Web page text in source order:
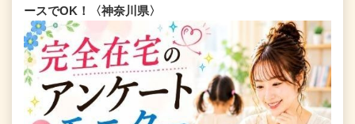
ースでOK！〈神奈川県〉